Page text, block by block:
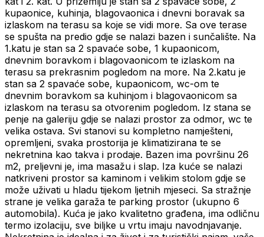
kupaonice, kuhinja, blagovaonica i dnevni boravak sa
izlaskom na terasu sa koje se vidi more. Sa ove terase
se spušta na predio gdje se nalazi bazen i sunčalište. Na
1.katu je stan sa 2 spavaće sobe, 1 kupaonicom,
dnevnim boravkom i blagovaonicom te izlaskom na
terasu sa prekrasnim pogledom na more. Na 2.katu je
stan sa 2 spavaće sobe, kupaonicom, wc-om te
dnevnim boravkom sa kuhinjom i blagovaonicom sa
izlaskom na terasu sa otvorenim pogledom. Iz stana se
penje na galeriju gdje se nalazi prostor za odmor, wc te
velika ostava. Svi stanovi su kompletno namješteni,
opremljeni, svaka prostorija je klimatizirana te se
nekretnina kao takva i prodaje. Bazen ima površinu 26
m2, preljevni je, ima masažu i slap. Iza kuće se nalazi
natkriveni prostor sa kaminom i velikim stolom gdje se
može uživati u hladu tijekom ljetnih mjeseci. Sa stražnje
strane je velika garaža te parking prostor (ukupno 6
automobila). Kuća je jako kvalitetno građena, ima odličnu
termo izolaciju, sve biljke u vrtu imaju navodnjavanje.